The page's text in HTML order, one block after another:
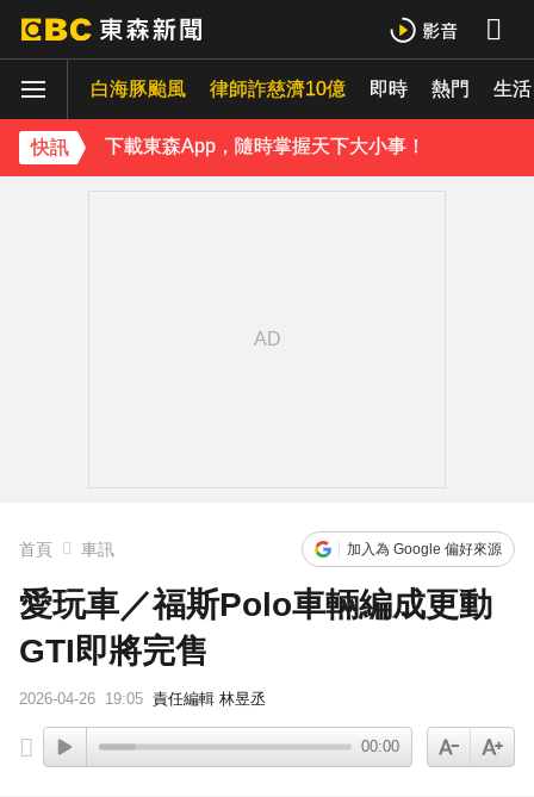
白海豚颱風 律師詐慈濟10億 即時 熱門 生活
快訊
下載東森App，隨時掌握天下大小事！
首頁 車訊 加入為 Google 偏好來源
愛玩車／福斯Polo車輛編成更動
GTI即將完售
2026-04-26 19:05 責任編輯 林昱丞
00:00